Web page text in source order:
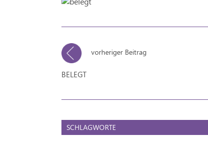
vorheriger Beitrag
BELEGT
SCHLAGWORTE